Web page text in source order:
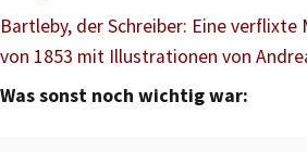
Bartleby, der Schreiber: Eine verflixte
von 1853 mit Illustrationen von
Was sonst noch wichtig war: